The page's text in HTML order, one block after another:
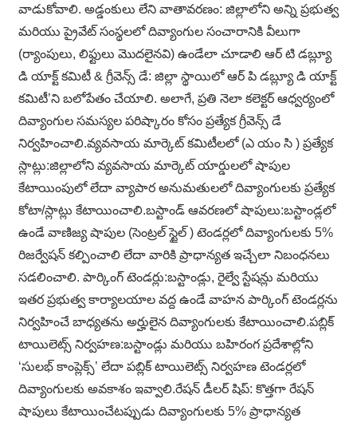
వాడుకోవాలి. అడ్డంకులు లేని వాతావరణం: జిల్లాలోని అన్ని ప్రభుత్వ
మరియు ప్రైవేట్ సంస్థలలో దివ్యాంగుల సంచారానికి వీలుగా
(ర్యాంపులు, లిఫ్టులు మొదలైనవి) ఉండేలా చూడాలి ఆర్ టి డబ్ల్యూ
డి యాక్ట్ కమిటీ & గ్రీవెన్స్ డే: జిల్లా స్థాయిలో ఆర్ పి డబ్ల్యూ డి యాక్ట్
కమిటీ’ని బలోపేతం చేయాలి. అలాగే, ప్రతి నెలా కలెక్టర్ ఆధ్వర్యంలో
దివ్యాంగుల సమస్యల పరిష్కారం కోసం ప్రత్యేక గ్రీవెన్స్ డే
నిర్వహించాలి.వ్యవసాయ మార్కెట్ కమిటీలలో (ఎ యం సి ) ప్రత్యేక
స్లాట్లు:జిల్లాలోని వ్యవసాయ మార్కెట్ యార్డులలో షాపుల
కేటాయింపులో లేదా వ్యాపార అనుమతులలో దివ్యాంగులకు ప్రత్యేక
కోటా/స్లాట్లు కేటాయించాలి.బస్టాండ్ ఆవరణలో షాపులు:బస్టాండ్లలో
ఉండే వాణిజ్య షాపుల (సెంట్రల్ స్టైల్ ) టెండర్లలో దివ్యాంగులకు 5%
రిజర్వేషన్ కల్పించాలి లేదా వారికి ప్రాధాన్యత ఇచ్చేలా నిబంధనలు
సడలించాలి. పార్కింగ్ టెండర్లు:బస్టాండ్లు, రైల్వే స్టేషన్లు మరియు
ఇతర ప్రభుత్వ కార్యాలయాల వద్ద ఉండే వాహన పార్కింగ్ టెండర్లను
నిర్వహించే బాధ్యతను అర్హులైన దివ్యాంగులకు కేటాయించాలి.పబ్లిక్
టాయిలెట్స్ నిర్వహణ:బస్టాండ్లు మరియు బహిరంగ ప్రదేశాల్లోని
‘సులభ్ కాంప్లెక్స్’ లేదా పబ్లిక్ టాయిలెట్స్ నిర్వహణ టెండర్లలో
దివ్యాంగులకు అవకాశం ఇవ్వాలి.రేషన్ డీలర్ షిప్: కొత్తగా రేషన్
షాపులు కేటాయించేటప్పుడు దివ్యాంగులకు 5% ప్రాధాన్యత